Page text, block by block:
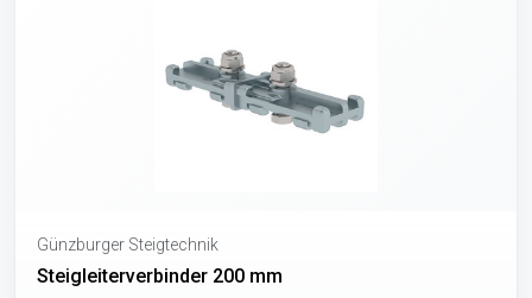
Günzburger Steigtechnik
Steigleiterverbinder 200 mm